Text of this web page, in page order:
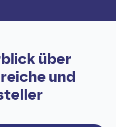
über
und